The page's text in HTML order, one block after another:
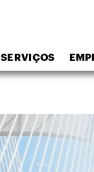
SERVIÇOS